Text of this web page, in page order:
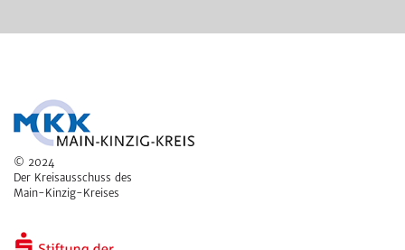
© 2024
Der Kreisausschuss des
Main-Kinzig-Kreises